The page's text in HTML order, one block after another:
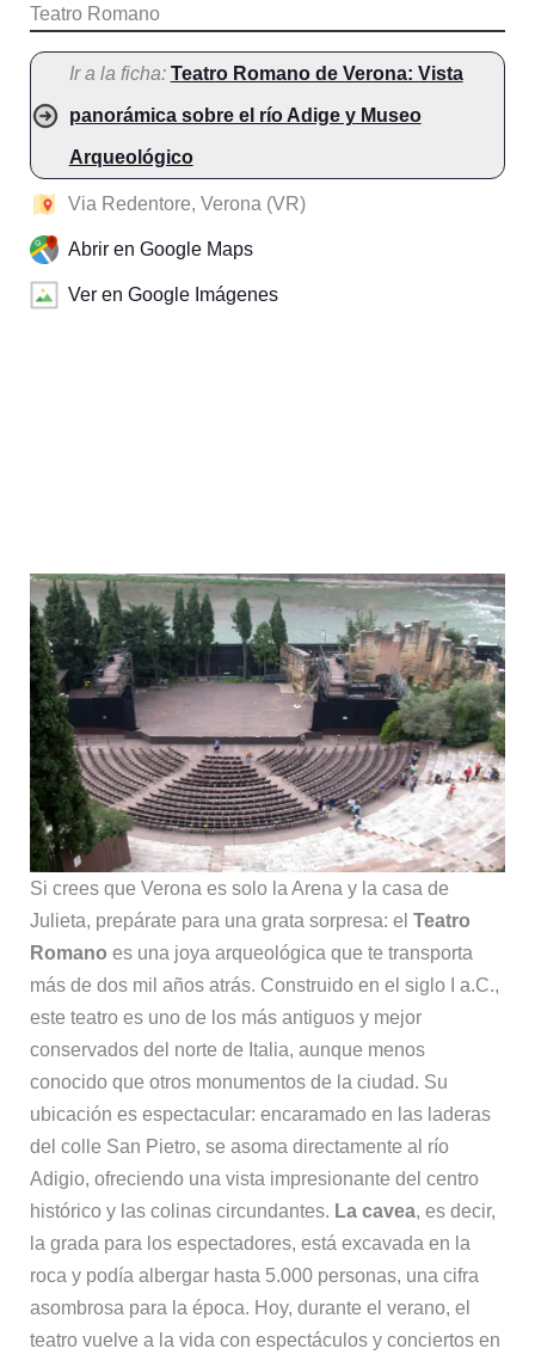
Teatro Romano
Ir a la ficha: Teatro Romano de Verona: Vista
panorámica sobre el río Adige y Museo
Arqueológico
Via Redentore, Verona (VR)
Abrir en Google Maps
Ver en Google Imágenes
Si crees que Verona es solo la Arena y la casa de
Julieta, prepárate para una grata sorpresa: el Teatro
Romano es una joya arqueológica que te transporta
más de dos mil años atrás. Construido en el siglo I a.C.,
este teatro es uno de los más antiguos y mejor
conservados del norte de Italia, aunque menos
conocido que otros monumentos de la ciudad. Su
ubicación es espectacular: encaramado en las laderas
del colle San Pietro, se asoma directamente al río
Adigio, ofreciendo una vista impresionante del centro
histórico y las colinas circundantes. La cavea, es decir,
la grada para los espectadores, está excavada en la
roca y podía albergar hasta 5.000 personas, una cifra
asombrosa para la época. Hoy, durante el verano, el
teatro vuelve a la vida con espectáculos y conciertos en